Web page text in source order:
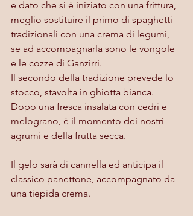
e dato che si è iniziato con una frittura,
meglio sostituire il primo di spaghetti
tradizionali con una crema di legumi,
se ad accompagnarla sono le vongole
e le cozze di Ganzirri.
Il secondo della tradizione prevede lo
stocco, stavolta in ghiotta bianca.
Dopo una fresca insalata con cedri e
melograno, è il momento dei nostri
agrumi e della frutta secca.
Il gelo sarà di cannella ed anticipa il
classico panettone, accompagnato da
una tiepida crema.